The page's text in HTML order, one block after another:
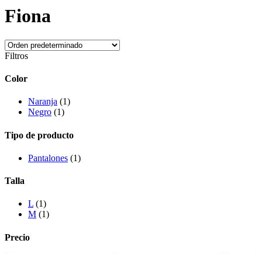
Fiona
Filtros
Color
Naranja (1)
Negro (1)
Tipo de producto
Pantalones (1)
Talla
L (1)
M (1)
Precio